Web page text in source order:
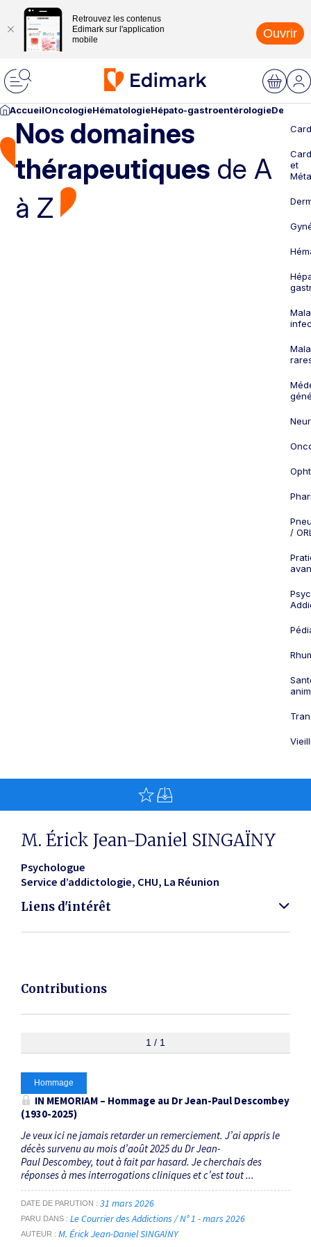
Retrouvez les contenus
Edimark sur l'application
mobile
Ouvrir
AccueilOncologieHématologieHépato-gastroentérologie
Nos domaines
thérapeutiques de A
à Z
et
/
M. Érick Jean-Daniel SINGAÏNY
Psychologue
Service d’addictologie, CHU La Réunion
Liens d'intérêt
Contributions
1 / 1
Hommage
IN MEMORIAM – Hommage au Dr Jean-Paul Descombey
(1930-2025)
Je veux ici ne jamais retarder un remerciement. J’ai appris le
décès survenu au mois d’août 2025 du Dr Jean-
Paul Descombey, tout à fait par hasard. Je cherchais des
réponses à mes interrogations cliniques et c’est tout ...
DATE DE PARUTION 31 mars 2026
PARU DANS Le Courrier des Addictions / N° 1 - mars 2026
AUTEUR M. Érick Jean-Daniel SINGAÏNY